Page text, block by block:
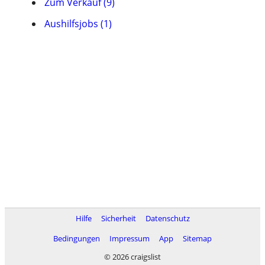
Aushilfsjobs (1)
Hilfe Sicherheit
Datenschutz
Bedingungen
Impressum App
Sitemap
© 2026 craigslist